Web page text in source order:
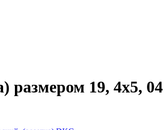
размером 19, 4х5, 04